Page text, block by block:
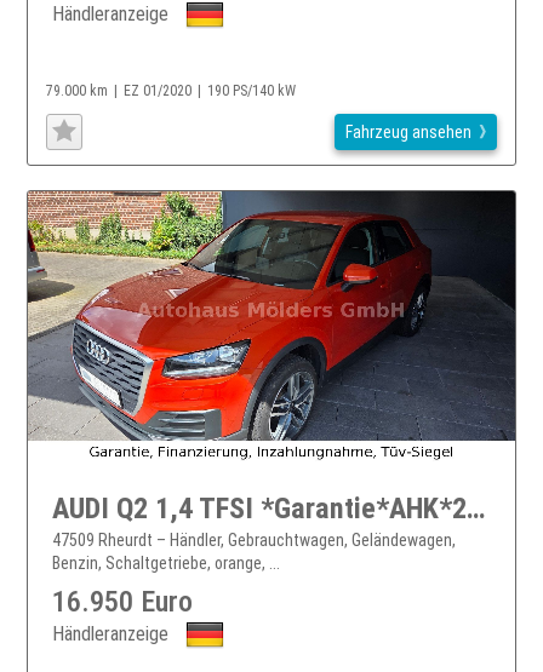
Händleranzeige
79.000 km EZ 01/2020 190 PS/140 kW
Fahrzeug ansehen
AUDI Q2 1,4 TFSI *Garantie*AHK*229EUR mtl.
47509 Rheurdt – Händler, Gebrauchtwagen, Geländewagen,
Benzin, Schaltgetriebe, orange, ...
16.950 Euro
Händleranzeige